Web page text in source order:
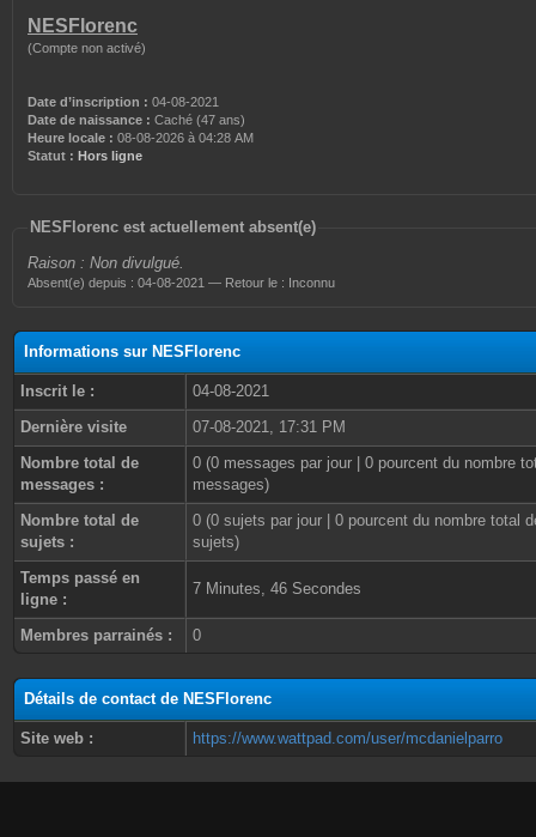
NESFlorenc
(Compte non activé)
Date d’inscription : 04-08-2021
Date de naissance : Caché (47 ans)
Heure locale : 08-08-2026 à 04:28 AM
Statut : Hors ligne
NESFlorenc est actuellement absent(e)
Raison : Non divulgué.
Absent(e) depuis : 04-08-2021 — Retour le : Inconnu
Informations sur NESFlorenc
Inscrit le :
04-08-2021
Dernière visite
07-08-2021, 17:31 PM
Nombre total de
messages :
0 (0 messages par jour | 0 pourcent du nombre
messages)
Nombre total de
sujets :
0 (0 sujets par jour | 0 pourcent du nombre total
sujets)
Temps passé en
ligne :
7 Minutes, 46 Secondes
Membres parrainés : 0
Détails de contact de NESFlorenc
Site web : https://www.wattpad.com/user/mcdanielparro